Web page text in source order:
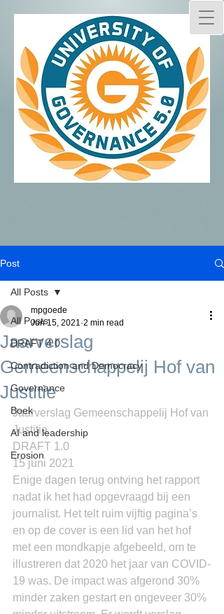
Post
All Posts
DRAFT 4.0
Contradiction and Democracy
Governance
Boek
AI and leadership
Erosion
All Posts
Jaarverslag
Gemeenschappelij Hof van
Justitie
mpgoede
Jun 15, 2021 2 min read
Jaarverslag Gemeenschappelij Hof van
Justitie
DRAFT 1.0
15 juni 2021
Enige dagen terug ontving het rapport
nadat ik het had opgevraagd bij een
journalist. Het telt ruim vijftig pagina’s
en op de cover is een lid van het hof
met een mondkapje afgebeeld, om te
illustreren dat 2020 het jaar van COVID-
19 was. De impact was afgerond 30%
minder zaken gestart en ongeveer 30%